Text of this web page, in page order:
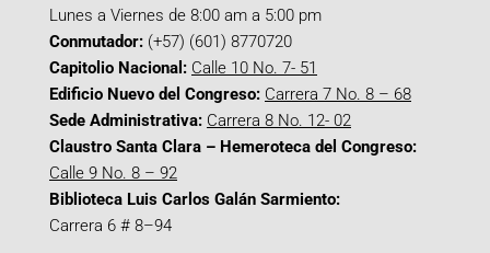
Lunes a Viernes de 8:00 am a 5:00 pm
Conmutador: (+57) (601) 8770720
Capitolio Nacional: Calle 10 No. 7- 51
Edificio Nuevo del Congreso: Carrera 7 No. 8 – 68
Sede Administrativa: Carrera 8 No. 12- 02
Claustro Santa Clara – Hemeroteca del Congreso:
Calle 9 No. 8 – 92
Biblioteca Luis Carlos Galán Sarmiento:
Carrera 6 # 8–94